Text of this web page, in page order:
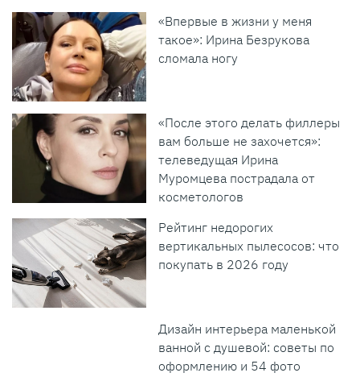
«Впервые в жизни у меня
такое»: Ирина Безрукова
сломала ногу
«После этого делать филлеры
вам больше не захочется»:
телеведущая Ирина
Муромцева пострадала от
косметологов
Рейтинг недорогих
вертикальных пылесосов: что
покупать в 2026 году
Дизайн интерьера маленькой
ванной с душевой: советы по
оформлению и 54 фото